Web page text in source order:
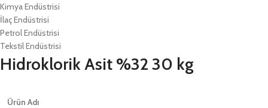
Kimya Endüstrisi
İlaç Endüstrisi
Petrol Endüstrisi
Tekstil Endüstrisi
Hidroklorik Asit %32 30 kg
Ürün Adı